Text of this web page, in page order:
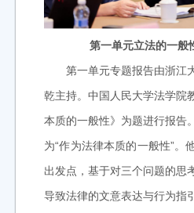
第一单元立法的一般
第一单元专题报告由浙江
乾主持。 中国人民大学法学院
本质的一般性》为题进行报告。
为“作为法律本质的一般性”。
出发点，基于对三个问题的思
导致法律的文意表达与行为指